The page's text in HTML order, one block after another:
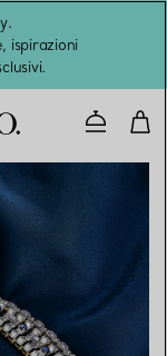
ispirazioni